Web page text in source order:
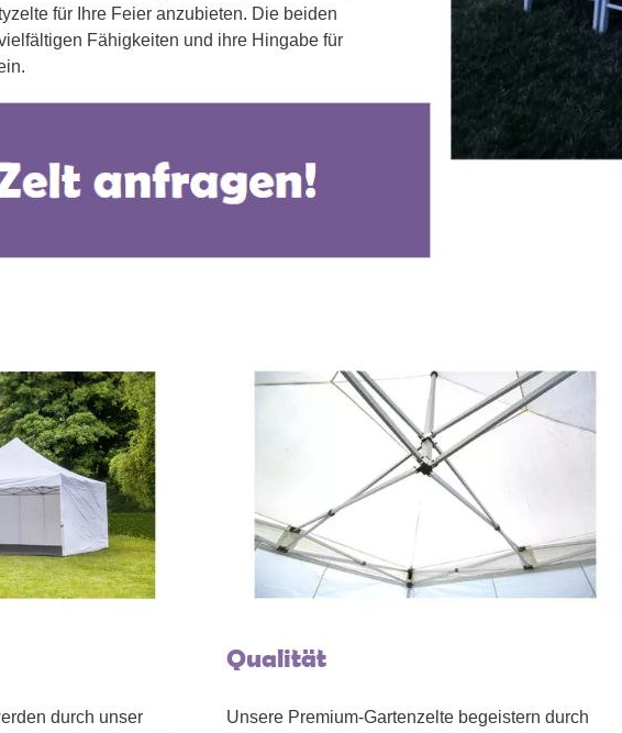
für Ihre Feier anzubieten. Die beiden
Fähigkeiten und ihre Hingabe für
durch unser
Qualität
Unsere Premium-Gartenzelte begeistern durch